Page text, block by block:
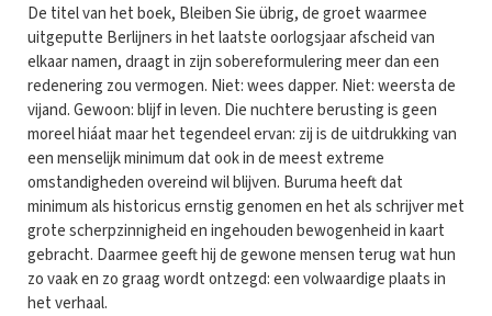
De titel van het boek, Bleiben Sie übrig, de groet waarmee
uitgeputte Berlijners in het laatste oorlogsjaar afscheid van
elkaar namen, draagt in zijn sobereformulering meer dan een
redenering zou vermogen. Niet: wees dapper. Niet: weersta de
vijand. Gewoon: blijf in leven. Die nuchtere berusting is geen
moreel hiáat maar het tegendeel ervan: zij is de uitdrukking van
een menselijk minimum dat ook in de meest extreme
omstandigheden overeind wil blijven. Buruma heeft dat
minimum als historicus ernstig genomen en het als schrijver met
grote scherpzinnigheid en ingehouden bewogenheid in kaart
gebracht. Daarmee geeft hij de gewone mensen terug wat hun
zo vaak en zo graag wordt ontzegd: een volwaardige plaats in
het verhaal.